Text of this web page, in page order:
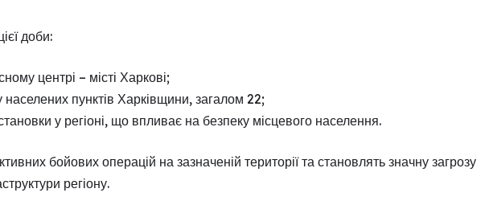
доби:
центрі – місті Харкові;
населених пунктів Харківщини, загалом 22;
у регіоні, що впливає на безпеку місцевого населення.
бойових операцій на зазначеній території та становлять значну загрозу
регіону.